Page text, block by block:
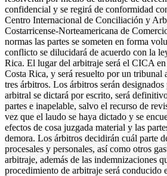
confidencial y se regirá de conformidad
Centro Internacional de Conciliación y
Costarricense-Norteamericana de
normas las partes se someten en forma
conflicto se dilucidará de acuerdo con la
Rica. El lugar del arbitraje será el CICA
Costa Rica, y será resuelto por un tribunal
tres árbitros. Los árbitros serán
arbitral se dictará por escrito, será
partes e inapelable, salvo el recurso de
vez que el laudo se haya dictado y se
efectos de cosa juzgada material y las
demora. Los árbitros decidirán cuál parte
procesales y personales, así como otros
arbitraje, además de las indemnizaciones
procedimiento de arbitraje será conducido